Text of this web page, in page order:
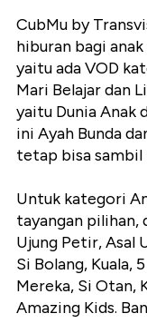
CubMu by
hiburan bagi
yaitu ada VOD
Mari Belajar dan
yaitu Dunia Anak
ini Ayah Bunda
tetap bisa sambil
Untuk kategori
tayangan pilihan,
Ujung Petir, Asal
Si Bolang, Kuala,
Mereka, Si Otan,
Amazing Kids.